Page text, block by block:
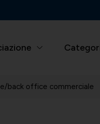
back office commerciale